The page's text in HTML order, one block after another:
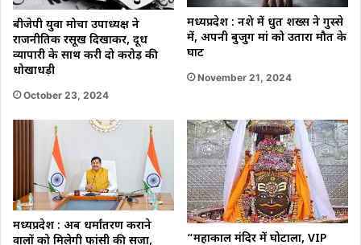
बीजेपी युवा मोर्चा उपाध्यक्ष ने
राजनीतिक रसूख दिखाकर, दूध
व्यापारी के साथ करी दो करोड़ की
धोखाधड़ी
October 23, 2024
मध्यप्रदेश : नशे में धुत शख्स ने गुस्से
में, अपनी बुजुर्ग मां को उतारा मौत के
घाट
November 21, 2024
मध्यप्रदेश : अब धर्मांतरण कराने
वालों को मिलेगी फांसी की सजा,
“महाकाल मंदिर में घोटाला, VIP